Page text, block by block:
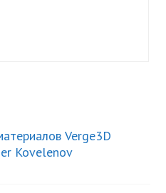
Verge3D
Kovelenov